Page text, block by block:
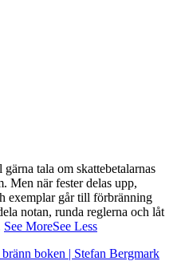
tala om skattebetalarnas
Men när fester delas upp,
exemplar går till förbränning
notan, runda reglerna och låt
See MoreSee Less
boken | Stefan Bergmark